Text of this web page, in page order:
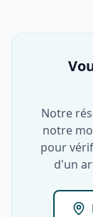
Notre
notre
pour
d'un